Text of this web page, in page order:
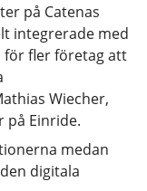
på Catenas
integrerade med
för fler företag att
Wiecher,
på Einride.
medan
digitala